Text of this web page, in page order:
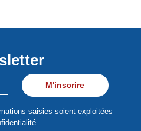
saisies soient exploitées